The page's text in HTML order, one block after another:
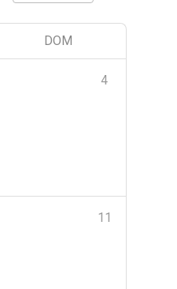
DOM
4
11